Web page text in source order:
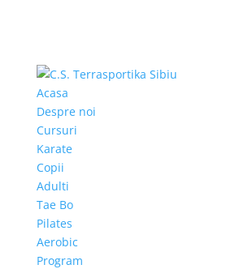
Acasa
Despre noi
Cursuri
Karate
Copii
Adulti
Tae Bo
Pilates
Aerobic
Program